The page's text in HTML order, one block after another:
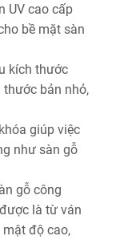
UV cao cấp
bề mặt sàn
kích thước
bản nhỏ,
giúp việc
như sàn gỗ
gỗ công
là từ ván
mật độ cao,